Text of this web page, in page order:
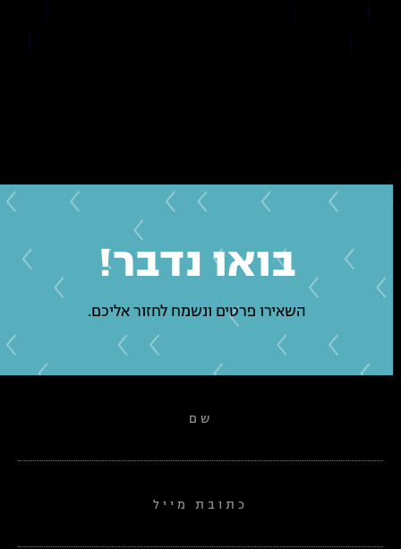
שם
כתובת מייל
בואו נדבר!
השאירו פרטים ונשמח לחזור אליכם.